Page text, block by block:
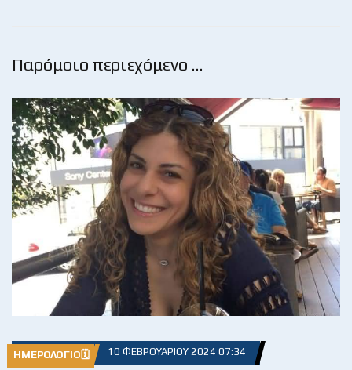
Παρόμοιο περιεχόμενο …
ΗΜΕΡΟΛΌΓΙΟ🗓 10 ΦΕΒΡΟΥΑΡΊΟΥ 2024 07:34